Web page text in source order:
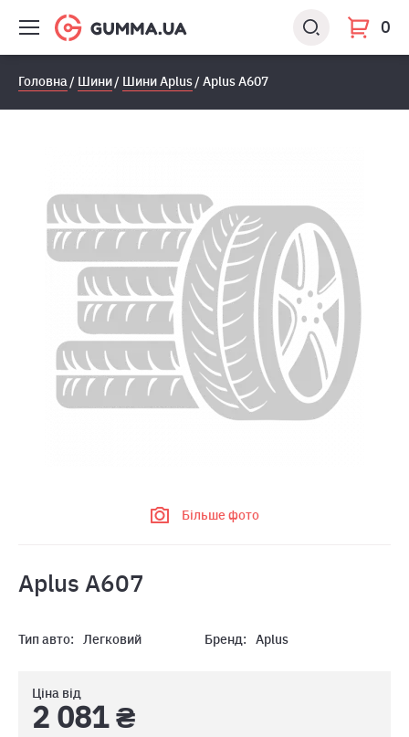
0
Головна Шини Шини Aplus Aplus A607
Більше фото
Aplus A607
Тип авто: Легковий Бренд: Aplus
Ціна від
2 081 ₴